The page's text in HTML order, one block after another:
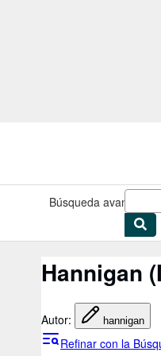
Búsqueda avanzada
Hannigan
Autor: hannigan
Refinar con la